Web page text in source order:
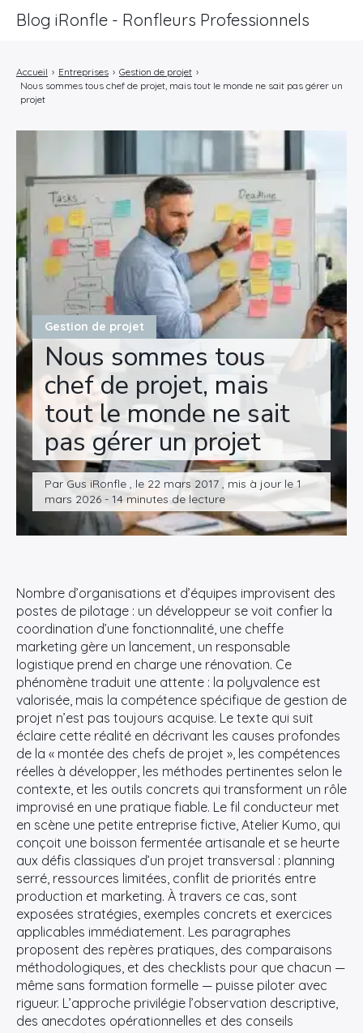
Gestion de projet
Nous sommes tous
chef de projet, mais
tout le monde ne sait
pas gérer un projet
Par Gus iRonfle , le 22 mars 2017 , mis à jour le 1
mars 2026 - 14 minutes de lecture
Accueil › Entreprises › Gestion de projet ›
Nous sommes tous chef de projet, mais tout le monde ne sait pas gérer un
projet
Nombre d’organisations et d’équipes improvisent des
postes de pilotage : un développeur se voit confier la
coordination d’une fonctionnalité, une cheffe
marketing gère un lancement, un responsable
logistique prend en charge une rénovation. Ce
phénomène traduit une attente : la polyvalence est
valorisée, mais la compétence spécifique de gestion de
projet n’est pas toujours acquise. Le texte qui suit
éclaire cette réalité en décrivant les causes profondes
de la « montée des chefs de projet », les compétences
réelles à développer, les méthodes pertinentes selon le
contexte, et les outils concrets qui transforment un rôle
improvisé en une pratique fiable. Le fil conducteur met
en scène une petite entreprise fictive, Atelier Kumo, qui
conçoit une boisson fermentée artisanale et se heurte
aux défis classiques d’un projet transversal : planning
serré, ressources limitées, conflit de priorités entre
production et marketing. À travers ce cas, sont
exposées stratégies, exemples concrets et exercices
applicables immédiatement. Les paragraphes
proposent des repères pratiques, des comparaisons
méthodologiques, et des checklists pour que chacun —
même sans formation formelle — puisse piloter avec
rigueur. L’approche privilégie l’observation descriptive,
des anecdotes opérationnelles et des conseils
Blog iRonfle - Ronfleurs Professionnels
Revue Web
Informatique
Lifestyle
Entreprises